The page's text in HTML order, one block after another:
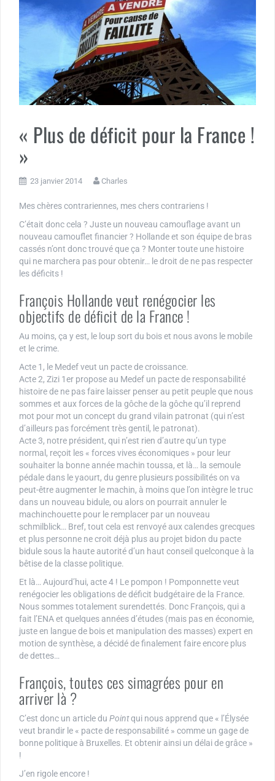
« Plus de déficit pour la France !
»
23 janvier 2014 Charles
Mes chères contrariennes, mes chers contrariens !
C’était donc cela ? Juste un nouveau camouflage avant un
nouveau camouflet financier ? Hollande et son équipe de bras
cassés n’ont donc trouvé que ça ? Monter toute une histoire
qui ne marchera pas pour obtenir… le droit de ne pas respecter
les déficits !
François Hollande veut renégocier les
objectifs de déficit de la France !
Au moins, ça y est, le loup sort du bois et nous avons le mobile
et le crime.
Acte 1, le Medef veut un pacte de croissance.
Acte 2, Zizi 1er propose au Medef un pacte de responsabilité
histoire de ne pas faire laisser penser au petit peuple que nous
sommes et aux forces de la gôche de la gôche qu’il reprend
mot pour mot un concept du grand vilain patronat (qui n’est
d’ailleurs pas forcément très gentil, le patronat).
Acte 3, notre président, qui n’est rien d’autre qu’un type
normal, reçoit les « forces vives économiques » pour leur
souhaiter la bonne année machin toussa, et là… la semoule
pédale dans le yaourt, du genre plusieurs possibilités on va
peut-être augmenter le machin, à moins que l’on intègre le truc
dans un nouveau bidule, ou alors on pourrait annuler le
machinchouette pour le remplacer par un nouveau
schmilblick… Bref, tout cela est renvoyé aux calendes grecques
et plus personne ne croit déjà plus au projet bidon du pacte
bidule sous la haute autorité d’un haut conseil quelconque à la
bêtise de la classe politique.
Et là… Aujourd’hui, acte 4 ! Le pompon ! Pomponnette veut
renégocier les obligations de déficit budgétaire de la France.
Nous sommes totalement surendettés. Donc François, qui a
fait l’ENA et quelques années d’études (mais pas en économie,
juste en langue de bois et manipulation des masses) expert en
motion de synthèse, a décidé de finalement faire encore plus
de dettes…
François, toutes ces simagrées pour en
arriver là ?
C’est donc un article du Pointqui nous apprend que « l’Élysée
veut brandir le « pacte de responsabilité » comme un gage de
bonne politique à Bruxelles. Et obtenir ainsi un délai de grâce »
!
J’en rigole encore !